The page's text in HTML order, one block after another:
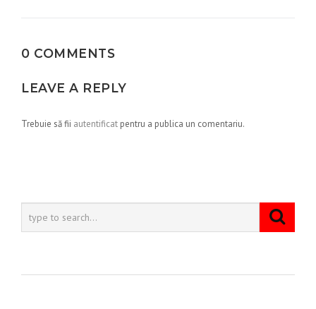
0 COMMENTS
LEAVE A REPLY
Trebuie să fii autentificat pentru a publica un comentariu.